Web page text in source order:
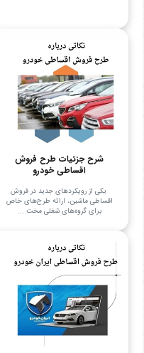
شرح جزئیات طرح فروش
اقساطی خودرو
یکی از رویکردهای جدید در فروش
اقساطی ماشین، ارائه طرح‌های خاص
برای گروه‌های شغلی مخت ...